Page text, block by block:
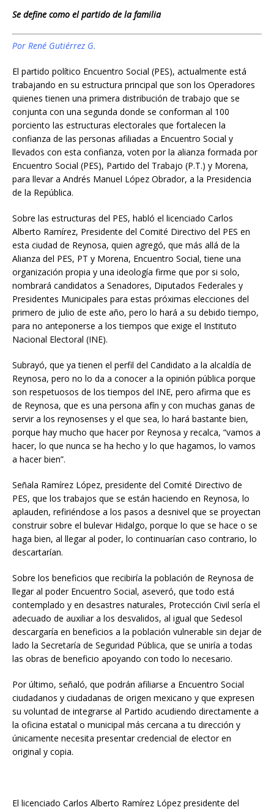
e
b
o
o
k
i
l
t
s
A
p
p
n
t
s
e
g
e
r
l
a
t
i
r
Se define como el partido de la familia
Por René Gutiérrez G.
El partido político Encuentro Social (PES), actualmente está
trabajando en su estructura principal que son los Operadores
quienes tienen una primera distribución de trabajo que se
conjunta con una segunda donde se conforman al 100
porciento las estructuras electorales que fortalecen la
confianza de las personas afiliadas a Encuentro Social y
llevados con esta confianza, voten por la alianza formada por
Encuentro Social (PES), Partido del Trabajo (P.T.) y Morena,
para llevar a Andrés Manuel López Obrador, a la Presidencia
de la República.
Sobre las estructuras del PES, habló el licenciado Carlos
Alberto Ramírez, Presidente del Comité Directivo del PES en
esta ciudad de Reynosa, quien agregó, que más allá de la
Alianza del PES, PT y Morena, Encuentro Social, tiene una
organización propia y una ideología firme que por si solo,
nombrará candidatos a Senadores, Diputados Federales y
Presidentes Municipales para estas próximas elecciones del
primero de julio de este año, pero lo hará a su debido tiempo,
para no anteponerse a los tiempos que exige el Instituto
Nacional Electoral (INE).
Subrayó, que ya tienen el perfil del Candidato a la alcaldía de
Reynosa, pero no lo da a conocer a la opinión pública porque
son respetuosos de los tiempos del INE, pero afirma que es
de Reynosa, que es una persona afín y con muchas ganas de
servir a los reynosenses y el que sea, lo hará bastante bien,
porque hay mucho que hacer por Reynosa y recalca, “vamos a
hacer, lo que nunca se ha hecho y lo que hagamos, lo vamos
a hacer bien”.
Señala Ramírez López, presidente del Comité Directivo de
PES, que los trabajos que se están haciendo en Reynosa, lo
aplauden, refiriéndose a los pasos a desnivel que se proyectan
construir sobre el bulevar Hidalgo, porque lo que se hace o se
haga bien, al llegar al poder, lo continuarían caso contrario, lo
descartarían.
Sobre los beneficios que recibiría la población de Reynosa de
llegar al poder Encuentro Social, aseveró, que todo está
contemplado y en desastres naturales, Protección Civil sería el
adecuado de auxiliar a los desvalidos, al igual que Sedesol
descargaría en beneficios a la población vulnerable sin dejar de
lado la Secretaría de Seguridad Pública, que se uniría a todas
las obras de beneficio apoyando con todo lo necesario.
Por último, señaló, que podrán afiliarse a Encuentro Social
ciudadanos y ciudadanas de origen mexicano y que expresen
su voluntad de integrarse al Partido acudiendo directamente a
la oficina estatal o municipal más cercana a tu dirección y
únicamente necesita presentar credencial de elector en
original y copia.
El licenciado Carlos Alberto Ramírez López presidente del